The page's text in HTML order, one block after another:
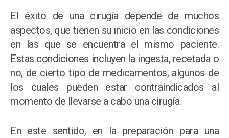
El éxito de una cirugía depende de muchos
aspectos, que tienen su inicio en las condiciones
en las que se encuentra el mismo paciente.
Estas condiciones incluyen la ingesta, recetada o
no, de cierto tipo de medicamentos, algunos de
los cuales pueden estar contraindicados al
momento de llevarse a cabo una cirugía.
En este sentido, en la preparación para una